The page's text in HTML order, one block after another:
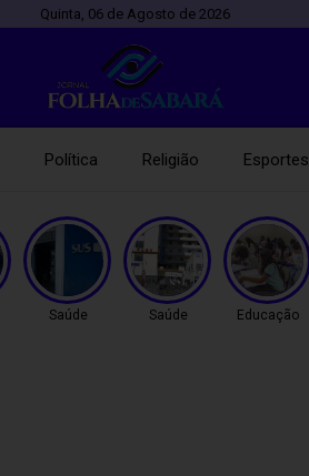
Quinta, 06 de Agosto de 2026
Política Religião Esportes
Saúde Saúde Educação